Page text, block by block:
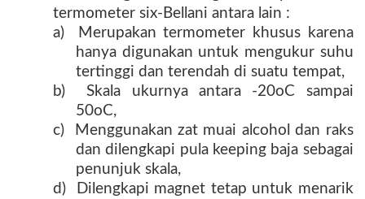
termometer six-Bellani antara lain :
a) Merupakan termometer khusus karena
hanya digunakan untuk mengukur suhu
tertinggi dan terendah di suatu tempat,
b) Skala ukurnya antara -20oC sampai
50oC,
c) Menggunakan zat muai alcohol dan raks
dan dilengkapi pula keeping baja sebagai
penunjuk skala,
d) Dilengkapi magnet tetap untuk menarik